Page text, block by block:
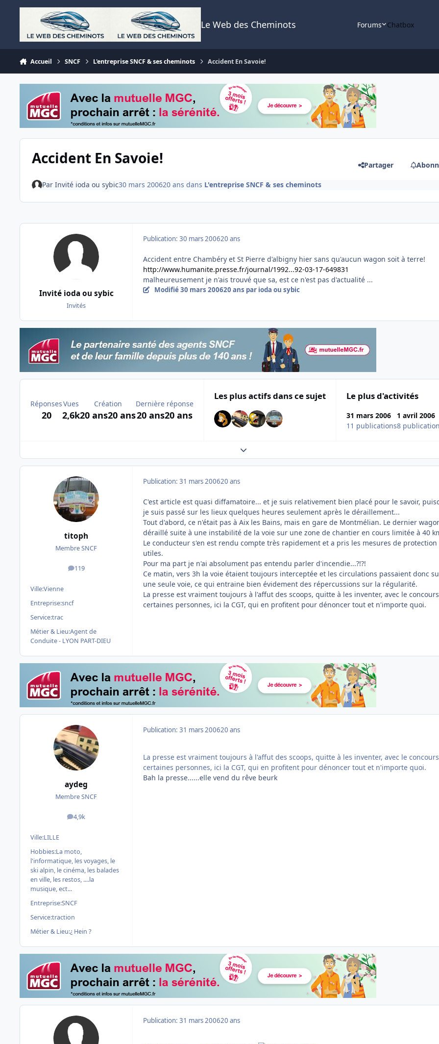
Aller au contenu
Le Web des Cheminots Forums Chatbox
Accueil SNCF L'entreprise SNCF & ses cheminots Accident En Savoie!
Accident En Savoie! Partager
Par Invité ioda ou sybic30 mars 200620 ans dans L'entreprise SNCF & ses cheminots
Invité ioda ou sybic
Invités
Publication: 30 mars 200620 ans
Accident entre Chambéry et St Pierre d'albigny hier sans qu'aucun wagon soit à terre!
http://www.humanite.presse.fr/journal/1992...92-03-17-649831
malheureusement je n'ais trouvé que sa, est ce n'est pas d'actualité ...
Modifié30 mars 200620 ans par ioda ou sybic
Réponses
20
Vues
2,6k
Création
20 ans20 ans
Dernière réponse
20 ans20 ans
Les plus actifs dans ce sujet Le plus d'activités
31 mars 2006
11 publications
1 avril 2006
8
Expand topic overview
titoph
Membre SNCF
119
messages
Ville:Vienne
Entreprise:sncf
Service:trac
Métier & Lieu:Agent de
Conduite - LYON PART-DIEU
Publication: 31 mars 200620 ans
C'est article est quasi diffamatoire... et je suis relativement bien placé pour le savoir,
je suis passé sur les lieux quelques heures seulement après le déraillement...
Tout d'abord, ce n'était pas à Aix les Bains, mais en gare de Montmélian. Le dernier
déraillé suite à une instabilité de la voie sur une zone de chantier en cours limitée à 40
Le conducteur s'en est rendu compte très rapidement et a pris les mesures de protection
utiles.
Pour ma part je n'ai absolument pas entendu parler d'incendie...?!?!
Ce matin, vers 3h la voie étaient toujours interceptée et les circulations passaient donc
une seule voie, ce qui entraine bien évidement des répercussions sur la régularité.
La presse est vraiment toujours à l'affut des scoops, quitte à les inventer, avec le
certaines personnes, ici la CGT, qui en profitent pour dénoncer tout et n'importe quoi.
aydeg
Membre SNCF
4,9k
messages
Ville:LILLE
Hobbies:La moto,
l'informatique, les voyages, le
ski alpin, le cinéma, les balades
en ville, les restos, ....la
musique, ect...
Entreprise:SNCF
Service:traction
Métier & Lieu:¿ Hein ?
Publication: 31 mars 200620 ans
La presse est vraiment toujours à l'affut des scoops, quitte à les inventer, avec le
certaines personnes, ici la CGT, qui en profitent pour dénoncer tout et n'importe quoi.
Bah la presse......elle vend du rêve beurk
Publication: 31 mars 200620 ans